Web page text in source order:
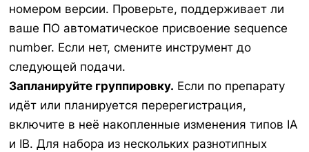
номером версии. Проверьте, поддерживает ли
ваше ПО автоматическое присвоение sequence
number. Если нет, смените инструмент до
следующей подачи.
Запланируйте группировку. Если по препарату
идёт или планируется перерегистрация,
включите в неё накопленные изменения типов IA
и IB. Для набора из нескольких разнотипных